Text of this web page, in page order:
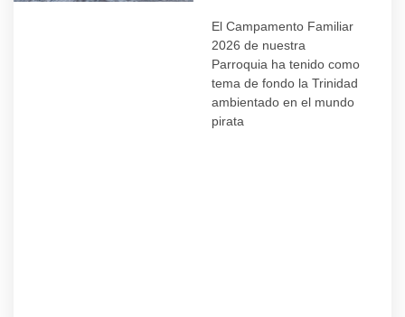
El Campamento Familiar
2026 de nuestra
Parroquia ha tenido como
tema de fondo la Trinidad
ambientado en el mundo
pirata